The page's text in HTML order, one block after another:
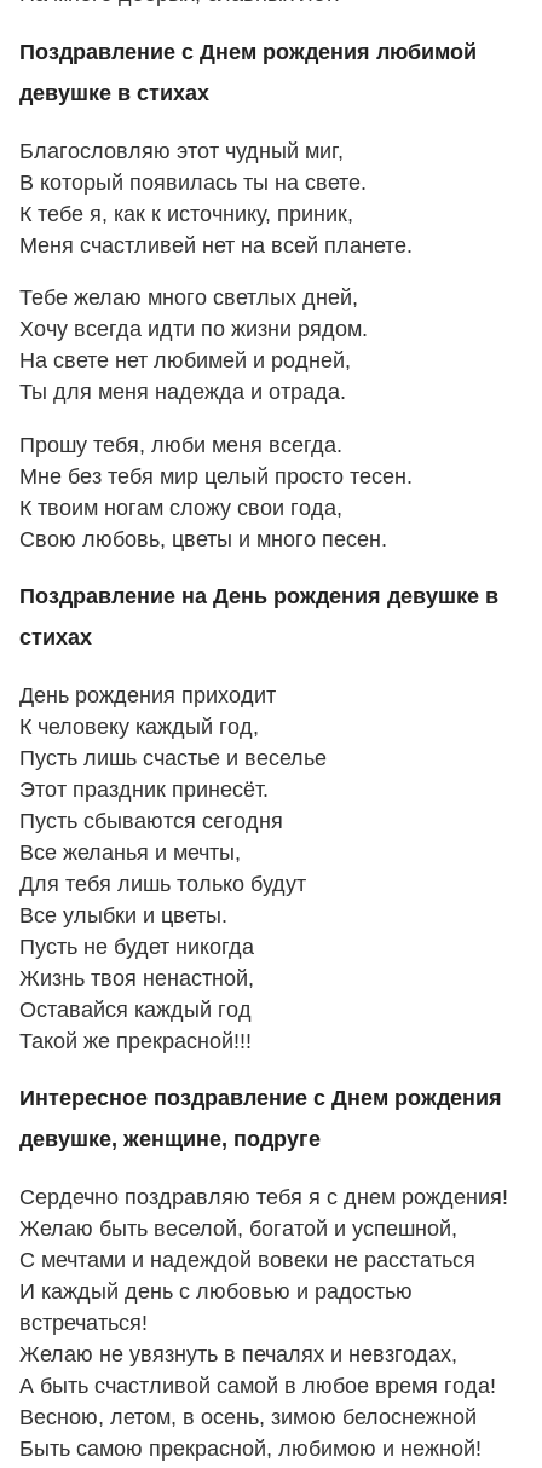
Поздравление с Днем рождения любимой
девушке в стихах
Благословляю этот чудный миг,
В который появилась ты на свете.
К тебе я, как к источнику, приник,
Меня счастливей нет на всей планете.
Тебе желаю много светлых дней,
Хочу всегда идти по жизни рядом.
На свете нет любимей и родней,
Ты для меня надежда и отрада.
Прошу тебя, люби меня всегда.
Мне без тебя мир целый просто тесен.
К твоим ногам сложу свои года,
Свою любовь, цветы и много песен.
Поздравление на День рождения девушке в
стихах
День рождения приходит
К человеку каждый год,
Пусть лишь счастье и веселье
Этот праздник принесёт.
Пусть сбываются сегодня
Все желанья и мечты,
Для тебя лишь только будут
Все улыбки и цветы.
Пусть не будет никогда
Жизнь твоя ненастной,
Оставайся каждый год
Такой же прекрасной!!!
Интересное поздравление с Днем рождения
девушке, женщине, подруге
Сердечно поздравляю тебя я с днем рождения!
Желаю быть веселой, богатой и успешной,
С мечтами и надеждой вовеки не расстаться
И каждый день с любовью и радостью
встречаться!
Желаю не увязнуть в печалях и невзгодах,
А быть счастливой самой в любое время года!
Весною, летом, в осень, зимою белоснежной
Быть самою прекрасной, любимою и нежной!